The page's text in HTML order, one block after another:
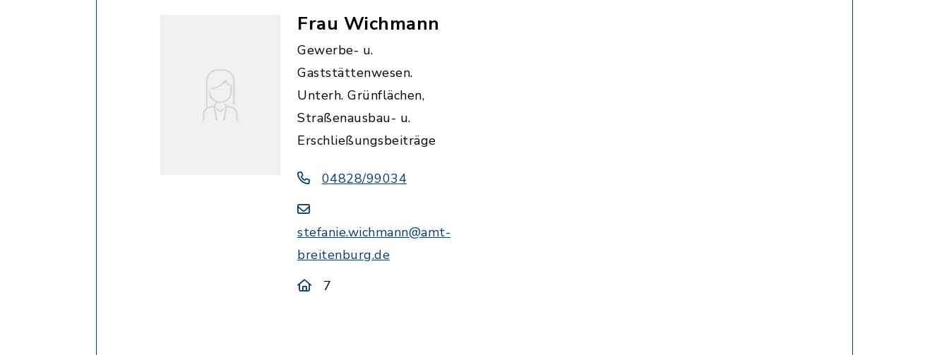
Frau Wichmann
Gewerbe- u.
Gaststättenwesen.
Unterh. Grünflächen,
Straßenausbau- u.
Erschließungsbeiträge
04828/99034
stefanie.wichmann@amt-
breitenburg.de
7